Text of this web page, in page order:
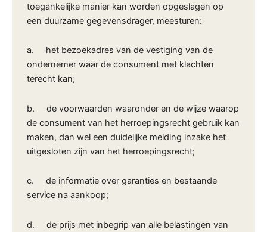
toegankelijke manier kan worden opgeslagen op
een duurzame gegevensdrager, meesturen:
a. het bezoekadres van de vestiging van de
ondernemer waar de consument met klachten
terecht kan;
b. de voorwaarden waaronder en de wijze waarop
de consument van het herroepingsrecht gebruik kan
maken, dan wel een duidelijke melding inzake het
uitgesloten zijn van het herroepingsrecht;
c. de informatie over garanties en bestaande
service na aankoop;
d. de prijs met inbegrip van alle belastingen van